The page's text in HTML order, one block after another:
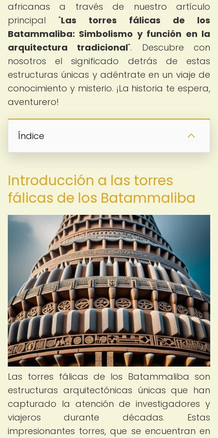
africanas a través de nuestro artículo
principal "Las torres fálicas de los
Batammaliba: Simbolismo y función en la
arquitectura tradicional". Descubre con
nosotros el significado detrás de estas
estructuras únicas y adéntrate en un viaje de
conocimiento y misterio. ¡La historia te espera,
aventurero!
Índice
Introducción a las torres
fálicas de los Batammaliba
Las torres fálicas de los Batammaliba son
estructuras arquitectónicas únicas que han
capturado la atención de investigadores y
viajeros durante décadas. Estas
impresionantes torres, que se encuentran en